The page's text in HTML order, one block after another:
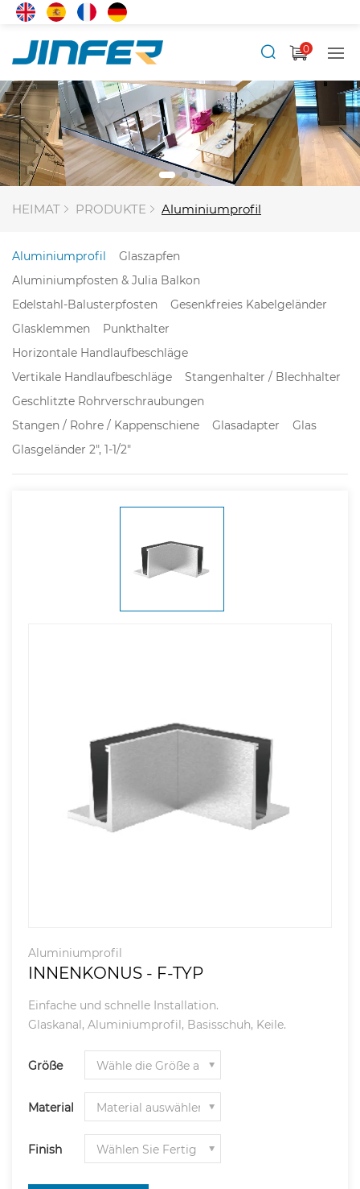
0
HEIMAT PRODUKTE Aluminiumprofil
Aluminiumprofil
Glaszapfen
Aluminiumpfosten & Julia Balkon
Edelstahl-Balusterpfosten
Gesenkfreies Kabelgeländer
Glasklemmen
Punkthalter
Horizontale Handlaufbeschläge
Vertikale Handlaufbeschläge
Stangenhalter / Blechhalter
Geschlitzte Rohrverschraubungen
Stangen / Rohre / Kappenschiene
Glasadapter
Glas
Glasgeländer 2", 1-1/2"
Aluminiumprofil
INNENKONUS - F-TYP
Einfache und schnelle Installation.
Glaskanal, Aluminiumprofil, Basisschuh, Keile.
Größe
Material
Finish